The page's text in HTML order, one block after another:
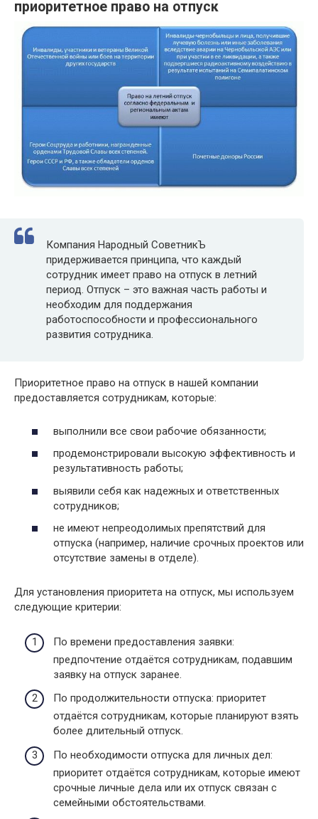
приоритетное право на отпуск
Компания Народный СоветникЪ
придерживается принципа, что каждый
сотрудник имеет право на отпуск в летний
период. Отпуск – это важная часть работы и
необходим для поддержания
работоспособности и профессионального
развития сотрудника.
Приоритетное право на отпуск в нашей компании
предоставляется сотрудникам, которые:
выполнили все свои рабочие обязанности;
продемонстрировали высокую эффективность и
результативность работы;
выявили себя как надежных и ответственных
сотрудников;
не имеют непреодолимых препятствий для
отпуска (например, наличие срочных проектов или
отсутствие замены в отделе).
Для установления приоритета на отпуск, мы используем
следующие критерии:
По времени предоставления заявки:
предпочтение отдаётся сотрудникам, подавшим
заявку на отпуск заранее.
По продолжительности отпуска: приоритет
отдаётся сотрудникам, которые планируют взять
более длительный отпуск.
По необходимости отпуска для личных дел:
приоритет отдаётся сотрудникам, которые имеют
срочные личные дела или их отпуск связан с
семейными обстоятельствами.